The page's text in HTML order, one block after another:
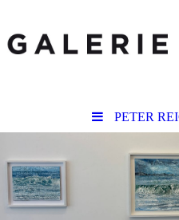
PETER